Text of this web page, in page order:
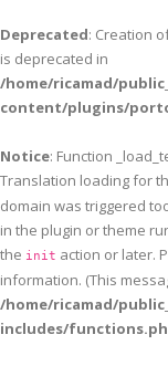
Deprecated: Creation
is deprecated in
/home/ricamad/
content/plugins/
Notice: Function
Translation loading for
domain was triggered
in the plugin or theme
the init action or later.
information. (This
/home/ricamad/
includes/